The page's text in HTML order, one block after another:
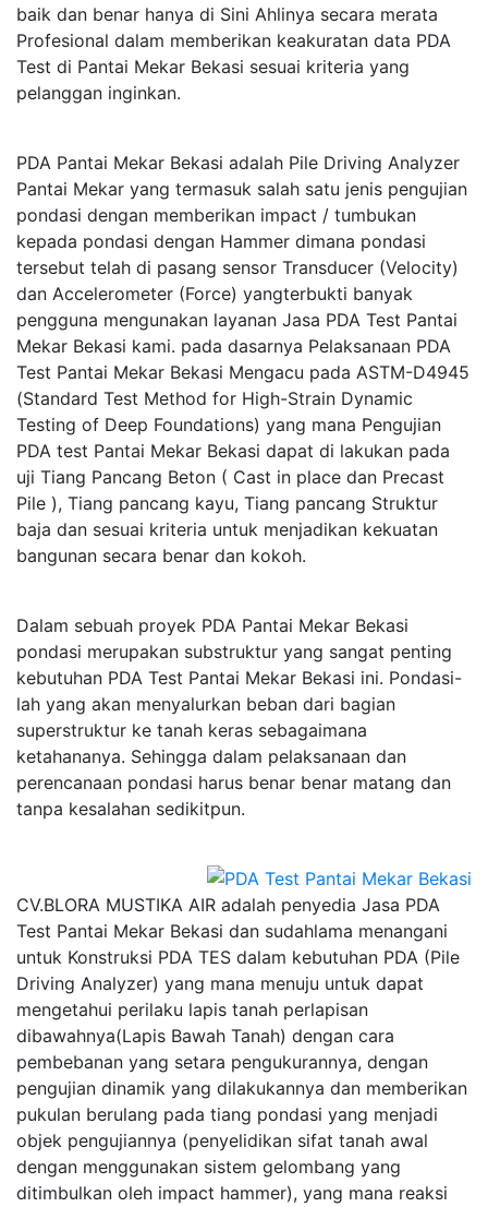
baik dan benar hanya di Sini Ahlinya secara merata
Profesional dalam memberikan keakuratan data PDA
Test di Pantai Mekar Bekasi sesuai kriteria yang
pelanggan inginkan.
PDA Pantai Mekar Bekasi adalah Pile Driving Analyzer
Pantai Mekar yang termasuk salah satu jenis pengujian
pondasi dengan memberikan impact / tumbukan
kepada pondasi dengan Hammer dimana pondasi
tersebut telah di pasang sensor Transducer (Velocity)
dan Accelerometer (Force) yangterbukti banyak
pengguna mengunakan layanan Jasa PDA Test Pantai
Mekar Bekasi kami. pada dasarnya Pelaksanaan PDA
Test Pantai Mekar Bekasi Mengacu pada ASTM-D4945
(Standard Test Method for High-Strain Dynamic
Testing of Deep Foundations) yang mana Pengujian
PDA test Pantai Mekar Bekasi dapat di lakukan pada
uji Tiang Pancang Beton ( Cast in place dan Precast
Pile ), Tiang pancang kayu, Tiang pancang Struktur
baja dan sesuai kriteria untuk menjadikan kekuatan
bangunan secara benar dan kokoh.
Dalam sebuah proyek PDA Pantai Mekar Bekasi
pondasi merupakan substruktur yang sangat penting
kebutuhan PDA Test Pantai Mekar Bekasi ini. Pondasi-
lah yang akan menyalurkan beban dari bagian
superstruktur ke tanah keras sebagaimana
ketahananya. Sehingga dalam pelaksanaan dan
perencanaan pondasi harus benar benar matang dan
tanpa kesalahan sedikitpun.
CV.BLORA MUSTIKA AIR adalah penyedia Jasa PDA
Test Pantai Mekar Bekasi dan sudahlama menangani
untuk Konstruksi PDA TES dalam kebutuhan PDA (Pile
Driving Analyzer) yang mana menuju untuk dapat
mengetahui perilaku lapis tanah perlapisan
dibawahnya(Lapis Bawah Tanah) dengan cara
pembebanan yang setara pengukurannya, dengan
pengujian dinamik yang dilakukannya dan memberikan
pukulan berulang pada tiang pondasi yang menjadi
objek pengujiannya (penyelidikan sifat tanah awal
dengan menggunakan sistem gelombang yang
ditimbulkan oleh impact hammer), yang mana reaksi